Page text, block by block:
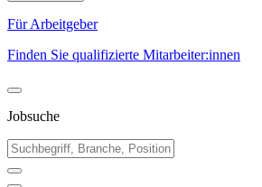
Für Arbeitgeber
Finden Sie qualifizierte Mitarbeiter:innen
Jobsuche